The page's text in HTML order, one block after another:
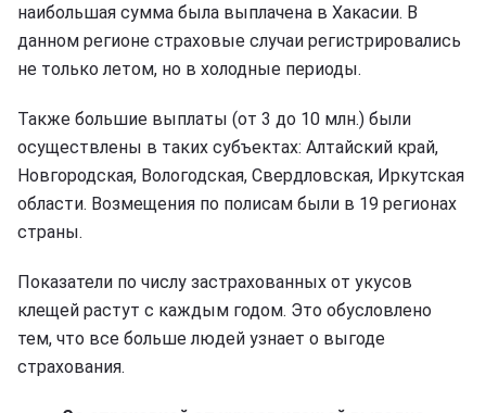
наибольшая сумма была выплачена в Хакасии. В
данном регионе страховые случаи регистрировались
не только летом, но в холодные периоды.
Также большие выплаты (от 3 до 10 млн.) были
осуществлены в таких субъектах: Алтайский край,
Новгородская, Вологодская, Свердловская, Иркутская
области. Возмещения по полисам были в 19 регионах
страны.
Показатели по числу застрахованных от укусов
клещей растут с каждым годом. Это обусловлено
тем, что все больше людей узнает о выгоде
страхования.